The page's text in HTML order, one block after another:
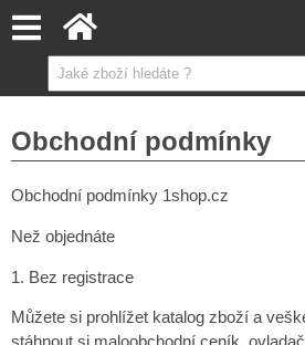
Obchodní podmínky
Obchodní podmínky 1shop.cz
Než objednáte
1. Bez registrace
Můžete si prohlížet katalog zboží a